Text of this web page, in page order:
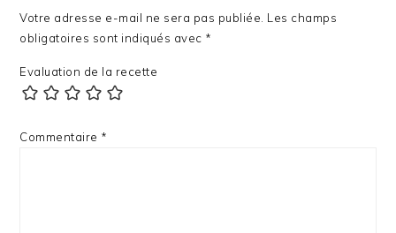
Votre adresse e-mail ne sera pas publiée. Les champs
obligatoires sont indiqués avec *
Evaluation de la recette
Commentaire *